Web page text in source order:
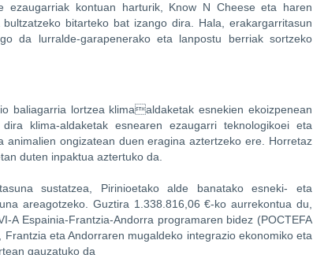
ezaugarriak kontuan harturik, Know N Cheese eta haren
bitarteko bat izango dira. Hala, erakargarritasun
da lurralde-garapenerako eta lanpostu berriak sortzeko
baliagarria lortzea klimaaldaketak esnekien ekoizpenean
klima-aldaketak esnearen ezaugarri teknologikoei eta
ongizatean duen eragina aztertzeko ere. Horretaz
duten inpaktua aztertuko da.
sustatzea, Pirinioetako alde banatako esneki- eta
areagotzeko. Guztira 1.338.816,06 €-ko aurrekontua du,
A Espainia-Frantzia-Andorra programaren bidez (POCTEFA
eta Andorraren mugaldeko integrazio ekonomiko eta
gauzatuko da